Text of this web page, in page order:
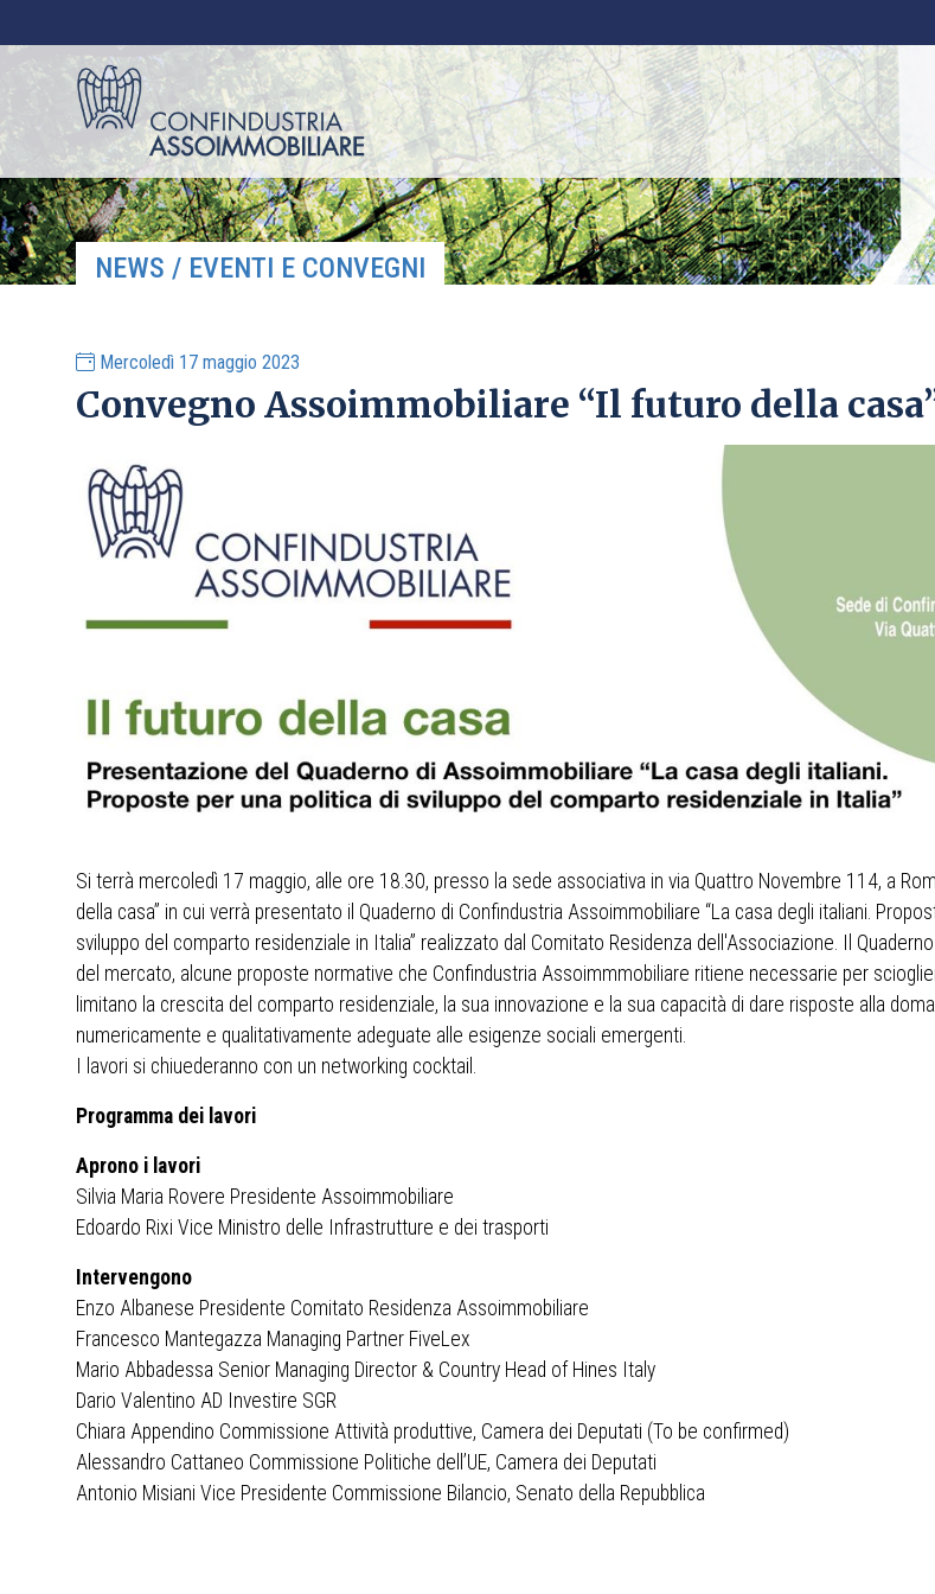
NEWS / EVENTI E CONVEGNI
Mercoledì 17 maggio 2023
Convegno Assoimmobiliare “Il futuro della
Si terrà mercoledì 17 maggio, alle ore 18.30, presso la sede associativa in via Quattro Novembre 114, a
della casa” in cui verrà presentato il Quaderno di Confindustria Assoimmobiliare “La casa degli italiani.
sviluppo del comparto residenziale in Italia” realizzato dal Comitato Residenza dell'Associazione. Il
del mercato, alcune proposte normative che Confindustria Assoimmmobiliare ritiene necessarie per
limitano la crescita del comparto residenziale, la sua innovazione e la sua capacità di dare risposte alla
numericamente e qualitativamente adeguate alle esigenze sociali emergenti.
I lavori si chiuederanno con un networking cocktail.
Programma dei lavori
Aprono i lavori
Silvia Maria Rovere Presidente Assoimmobiliare
Edoardo Rixi Vice Ministro delle Infrastrutture e dei trasporti
Intervengono
Enzo Albanese Presidente Comitato Residenza Assoimmobiliare
Francesco Mantegazza Managing Partner FiveLex
Mario Abbadessa Senior Managing Director & Country Head of Hines Italy
Dario Valentino AD Investire SGR
Chiara Appendino Commissione Attività produttive, Camera dei Deputati (To be confirmed)
Alessandro Cattaneo Commissione Politiche dell’UE, Camera dei Deputati
Antonio Misiani Vice Presidente Commissione Bilancio, Senato della Repubblica